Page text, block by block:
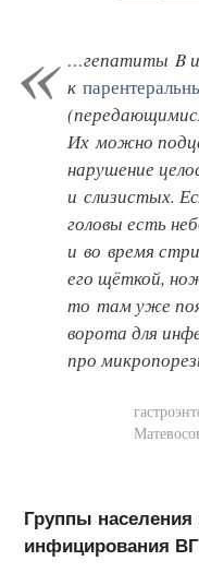
…гепатиты B
к
Их можно
нарушение
и слизистых.
головы есть
и во время
его щёткой,
то там уже
ворота для
про
Группы
инфицирования